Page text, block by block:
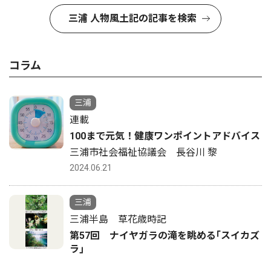
三浦 人物風土記の記事を検索
コラム
三浦
連載
100まで元気！健康ワンポイントアドバイス
三浦市社会福祉協議会 長谷川 黎
2024.06.21
三浦
三浦半島 草花歳時記
第57回 ナイヤガラの滝を眺める｢スイカズ
ラ｣